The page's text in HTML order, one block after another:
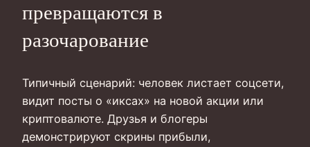
превращаются в
разочарование
Типичный сценарий: человек листает соцсети,
видит посты о «иксах» на новой акции или
криптовалюте. Друзья и блогеры
демонстрируют скрины прибыли,